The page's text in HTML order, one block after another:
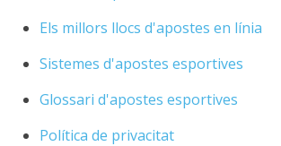
Els millors llocs d'apostes en línia
Sistemes d'apostes esportives
Glossari d'apostes esportives
Política de privacitat